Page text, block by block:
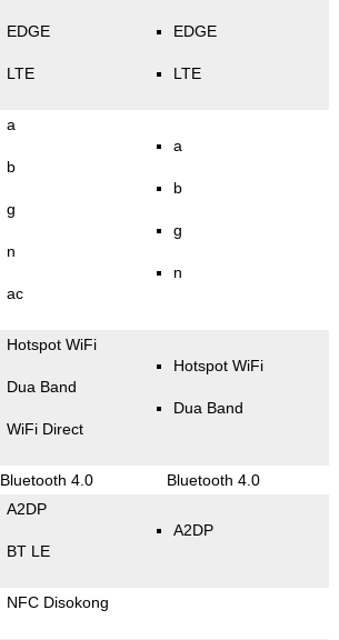
EDGE
LTE
EDGE
LTE
a
b
g
n
ac
a
b
g
n
Hotspot WiFi
Dua Band
WiFi Direct
Hotspot WiFi
Dua Band
Bluetooth 4.0 Bluetooth 4.0
A2DP
BT LE
A2DP
NFC Disokong